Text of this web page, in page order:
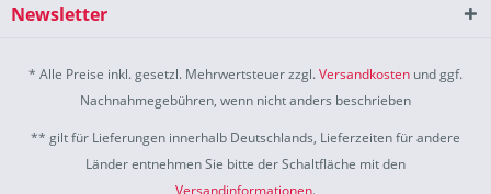
Newsletter
* Alle Preise inkl. gesetzl. Mehrwertsteuer zzgl.Versandkosten und ggf.
Nachnahmegebühren, wenn nicht anders beschrieben
** gilt für Lieferungen innerhalb Deutschlands, Lieferzeiten für andere
Länder entnehmen Sie bitte der Schaltfläche mit den